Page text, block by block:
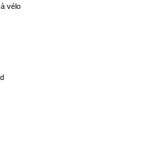
vélo